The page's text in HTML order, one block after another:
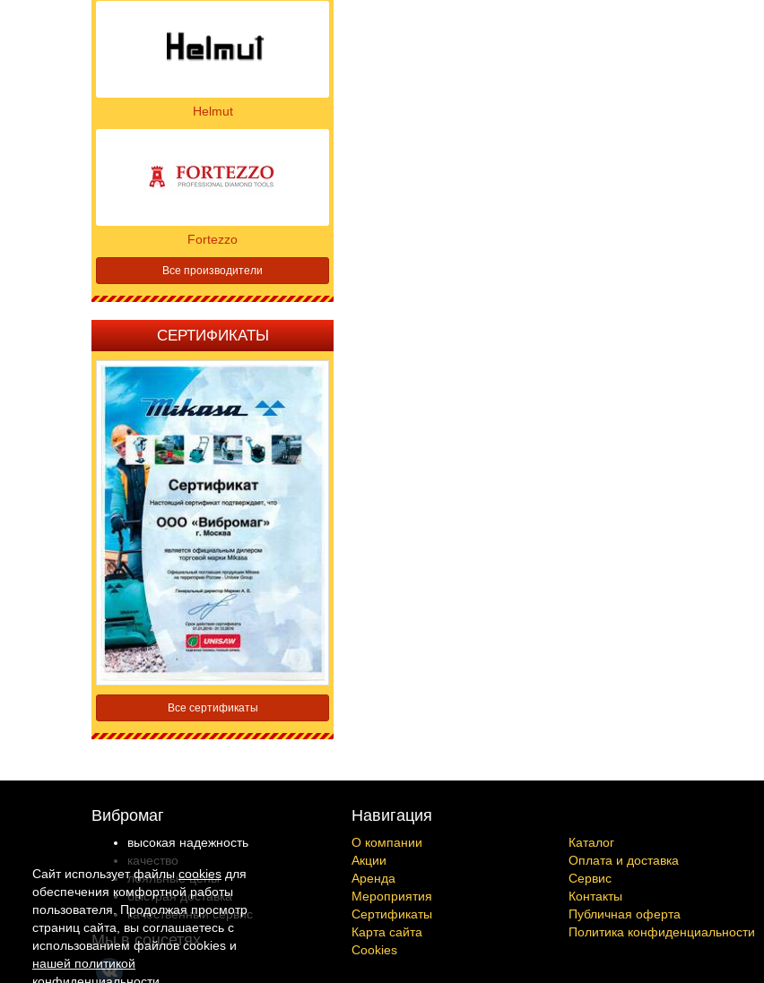
Helmut
Fortezzo
Все производители
СЕРТИФИКАТЫ
Все сертификаты
Вибромаг
высокая надежность
качество
лояльные цены
быстрая доставка
качественный сервис
Мы в соцсетях
Навигация
О компании
Каталог
Акции
Оплата и доставка
Аренда
Сервис
Мероприятия
Контакты
Сертификаты
Публичная оферта
Карта сайта
Политика конфиденциальности
Cookies
Сайт использует файлыcookies для
обеспечения комфортной работы
пользователя. Продолжая просмотр
страниц сайта, вы соглашаетесь с
использованием файлов cookies и
нашей политикой